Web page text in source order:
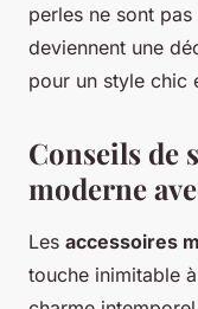
perles ne sont
deviennent une
pour un style chic
Conseils de
moderne
Les accessoires
touche inimitable